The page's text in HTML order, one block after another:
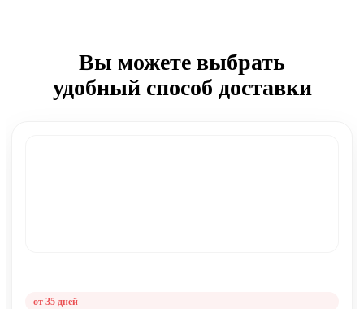
Вы можете выбрать
удобный способ доставки
от 35 дней